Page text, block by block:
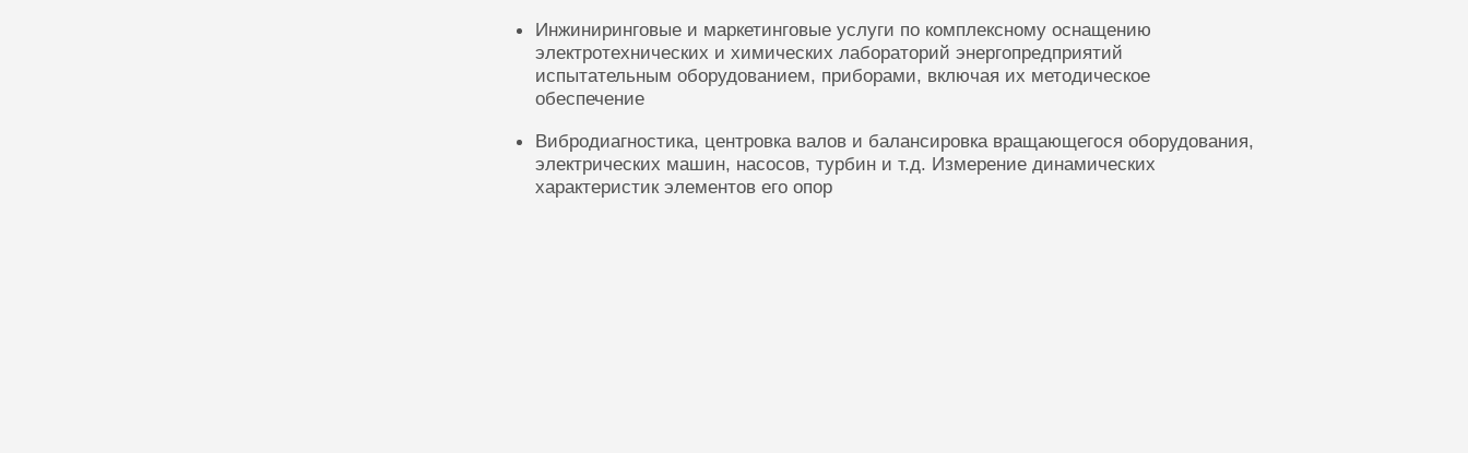
Инжиниринговые и маркетинговые услуги по комплексному оснащению
электротехнических и химических лабораторий энергопредприятий
испытательным оборудованием, приборами, включая их методическое
обеспечение
Вибродиагностика, центровка валов и балансировка вращающегося оборудования,
электрических машин, насосов, турбин и т.д. Измерение динамических
характеристик элементов его опор